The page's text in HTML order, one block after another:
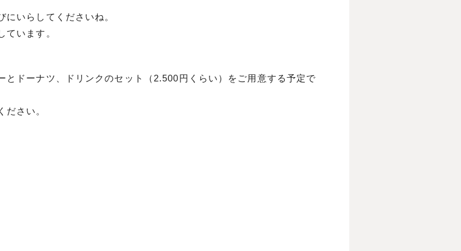
いらしてくださいね。
います。
とドーナツ、ドリンクのセット（2.500円くらい）をご用意する予定で
さい。